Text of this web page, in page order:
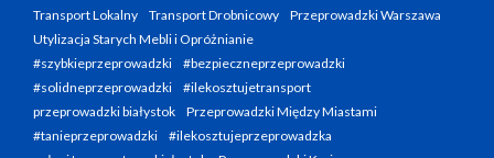
Transport Lokalny
Transport Drobnicowy
Przeprowadzki Warszawa
Utylizacja Starych Mebli i Opróżnianie
#szybkieprzeprowadzki
#bezpieczneprzeprowadzki
#solidneprzeprowadzki
#ilekosztujetransport
przeprowadzki białystok
Przeprowadzki Między Miastami
#tanieprzeprowadzki
#ilekosztujeprzeprowadzka